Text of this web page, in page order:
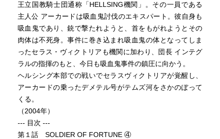
王立国教騎士団通称「HELLSING機関」。その一員である
主人公 アーカードは吸血鬼討伐のエキスパート。彼自身も
吸血鬼であり、銃で撃たれようと、首をもがれようとその
肉体は不死身。事件に巻き込まれ吸血鬼の体となってしま
ったセラス・ヴィクトリアも機関に加わり、団長 インテグ
ラルの指揮のもと、今日も吸血鬼事件の鎮圧に向かう。
ヘルシング本部での戦いでセラスヴィクトリアが覚醒し、
アーカードの乗ったデメテル号がテムズ河をさかのぼって
くる。
（2004年）
--- 目次 ---
第１話 SOLDIER OF FORTUNE ④